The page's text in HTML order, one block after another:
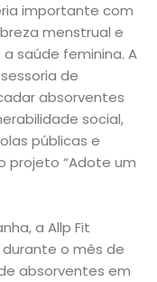
importante com
menstrual e
saúde feminina. A
de
absorventes
social,
públicas e
projeto “Adote um
a Allp Fit
o mês de
absorventes em